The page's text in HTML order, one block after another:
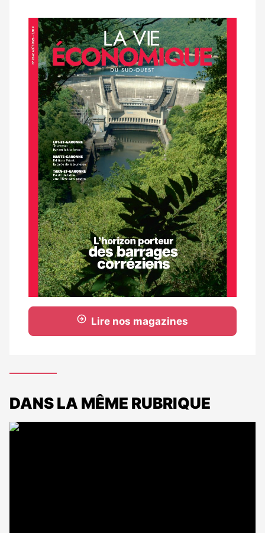
Notre
dernier
magazine
Lire nos magazines
DANS LA MÊME RUBRIQUE